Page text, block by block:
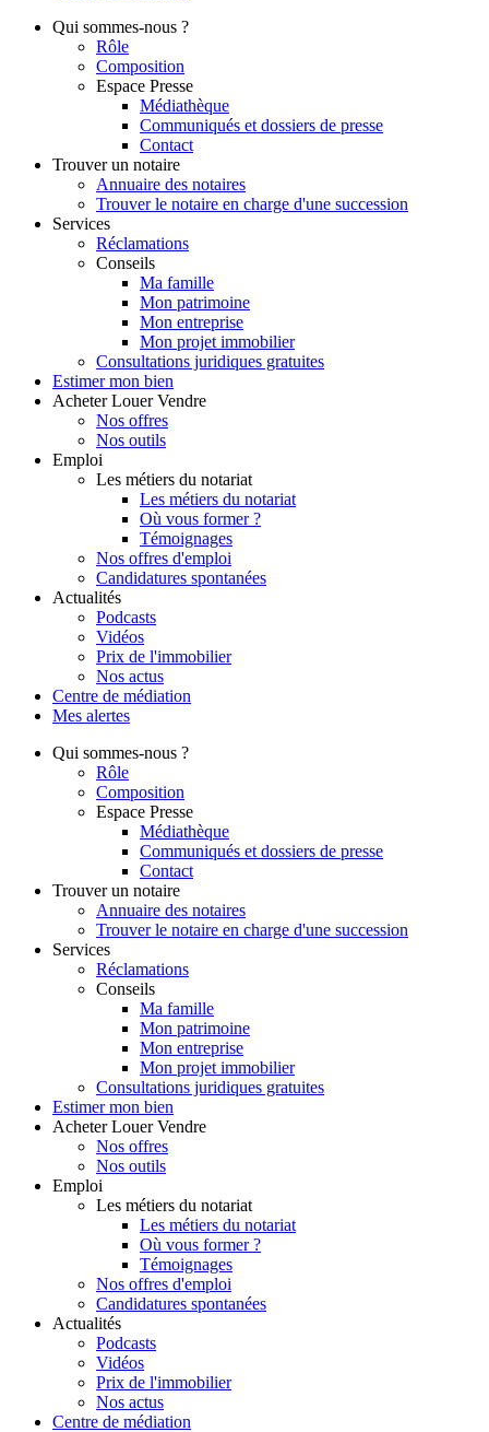
Qui sommes-nous ?
Rôle
Composition
Espace Presse
Médiathèque
Communiqués et dossiers de presse
Contact
Trouver un notaire
Annuaire des notaires
Trouver le notaire en charge d'une succession
Services
Réclamations
Conseils
Ma famille
Mon patrimoine
Mon entreprise
Mon projet immobilier
Consultations juridiques gratuites
Estimer mon bien
Acheter Louer Vendre
Nos offres
Nos outils
Emploi
Les métiers du notariat
Les métiers du notariat
Où vous former ?
Témoignages
Nos offres d'emploi
Candidatures spontanées
Actualités
Podcasts
Vidéos
Prix de l'immobilier
Nos actus
Centre de médiation
Mes alertes
Qui sommes-nous ?
Rôle
Composition
Espace Presse
Médiathèque
Communiqués et dossiers de presse
Contact
Trouver un notaire
Annuaire des notaires
Trouver le notaire en charge d'une succession
Services
Réclamations
Conseils
Ma famille
Mon patrimoine
Mon entreprise
Mon projet immobilier
Consultations juridiques gratuites
Estimer mon bien
Acheter Louer Vendre
Nos offres
Nos outils
Emploi
Les métiers du notariat
Les métiers du notariat
Où vous former ?
Témoignages
Nos offres d'emploi
Candidatures spontanées
Actualités
Podcasts
Vidéos
Prix de l'immobilier
Nos actus
Centre de médiation